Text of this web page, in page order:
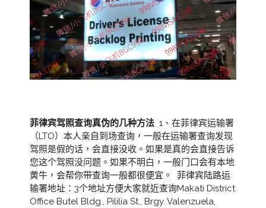
菲律宾驾照查询真伪的几种方法 1、在菲律宾运输署
（LTO）本人亲自到场查询，一般在运输署查询发现
驾照是假的话，会直接没收。如果是真的会直接告诉
您这个驾照没问题。如果不明白，一般门口会有本地
黄牛，会帮你带查询一般都很便宜。 菲律宾陆路运
输署地址：3个地址方便大家就近查询Makati District
Office Butel Bldg., Pililia St., Brgy. Valenzuela,